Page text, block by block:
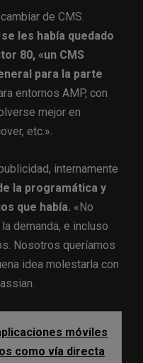
de CMS.
les había quedado
80, «un CMS
para la parte
entornos AMP, con
mejor en
etc.».
internamente
la programática y
que había. «No
demanda, e incluso
Nosotros queríamos
idea molestarla con
móviles
como vía directa